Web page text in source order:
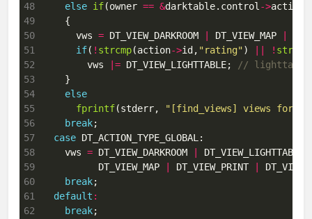
48
else if(owner == &darktable.control->
49
50
      vws
= DT_VIEW_DARKROOM DT_VIEW_MAP
51
if( ! strcmp(action->id, "rating") ! strcmp
52
        vws
|= DT_VIEW_LIGHTTABLE;
53
54
else
55
fprintf(stderr,
"[find_views] views for
56
break
57
case
58
    vws
= DT_VIEW_DARKROOM DT_VIEW_LIGHTTABLE
59
          DT_VIEW_MAP
DT_VIEW_PRINT
60
break
61
default :
62
break